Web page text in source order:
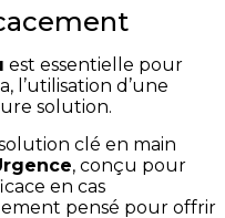
est essentielle pour
l’utilisation d’une
solution.
clé en main
, conçu pour
en cas
pensé pour offrir